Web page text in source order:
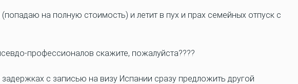
на полную стоимость) и летит в пух и прах семейных отпуск с
профессионалов скажите, пожалуйста????
с записью на визу Испании сразу предложить другой